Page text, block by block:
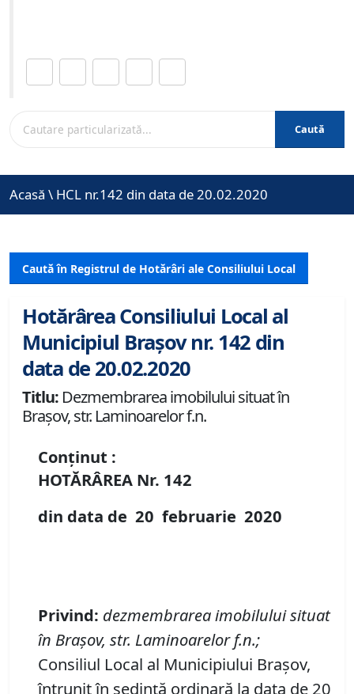
Caută
Acasă \ HCL nr.142 din data de 20.02.2020
Caută în Registrul de Hotărâri ale Consiliului Local
Hotărârea Consiliului Local al
Municipiul Brașov nr. 142 din
data de 20.02.2020
Titlu: Dezmembrarea imobilului situat în
Brașov, str. Laminoarelor f.n.
Conținut :
HOTĂRÂREA Nr. 142
din data de 20 februarie 2020
Privind: dezmembrarea imobilului situat
în Brașov, str. Laminoarelor f.n.;
Consiliul Local al Municipiului Brașov,
întrunit în ședință ordinară la data de 20